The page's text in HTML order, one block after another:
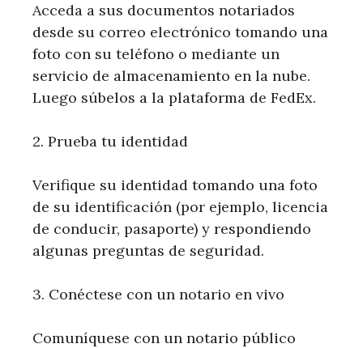
Acceda a sus documentos notariados
desde su correo electrónico tomando una
foto con su teléfono o mediante un
servicio de almacenamiento en la nube.
Luego súbelos a la plataforma de FedEx.
2. Prueba tu identidad
Verifique su identidad tomando una foto
de su identificación (por ejemplo, licencia
de conducir, pasaporte) y respondiendo
algunas preguntas de seguridad.
3. Conéctese con un notario en vivo
Comuníquese con un notario público